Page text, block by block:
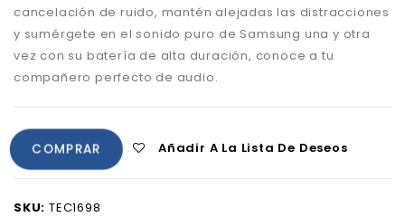
cancelación de ruido, mantén alejadas las distracciones
y sumérgete en el sonido puro de Samsung una y otra
vez con su batería de alta duración, conoce a tu
compañero perfecto de audio.
COMPRAR Añadir A La Lista De Deseos
SKU: TEC1698